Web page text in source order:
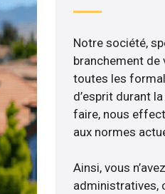
Notre société,
branchement de
toutes les
d’esprit durant
faire, nous
aux normes
Ainsi, vous
administratives,